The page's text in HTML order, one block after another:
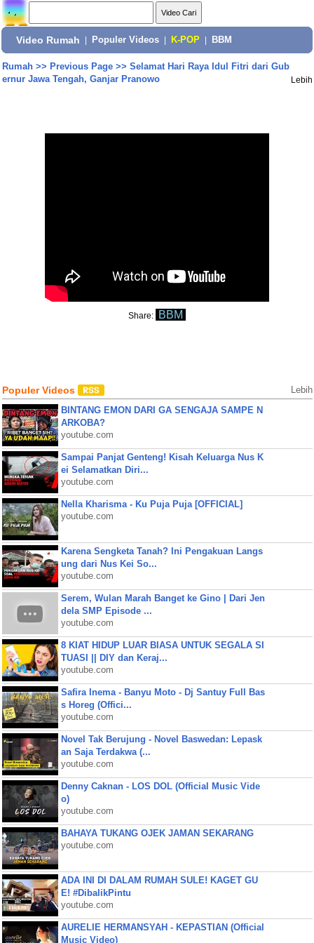
Video Rumah Populer Videos K-POP BBM
Rumah>> Previous Page>> Selamat Hari Raya Idul Fitri dari Gub
ernur Jawa Tengah, Ganjar Pranowo
Lebih
Share: BBM
Populer Videos Lebih
BINTANG EMON DARI GA SENGAJA SAMPE N
ARKOBA?
youtube.com
Sampai Panjat Genteng! Kisah Keluarga Nus K
ei Selamatkan Diri...
youtube.com
Nella Kharisma - Ku Puja Puja [OFFICIAL]
youtube.com
Karena Sengketa Tanah? Ini Pengakuan Langs
ung dari Nus Kei So...
youtube.com
Serem, Wulan Marah Banget ke Gino | Dari Jen
dela SMP Episode ...
youtube.com
8 KIAT HIDUP LUAR BIASA UNTUK SEGALA SI
TUASI || DIY dan Keraj...
youtube.com
Safira Inema - Banyu Moto - Dj Santuy Full Bas
s Horeg (Offici...
youtube.com
Novel Tak Berujung - Novel Baswedan: Lepask
an Saja Terdakwa (...
youtube.com
Denny Caknan - LOS DOL (Official Music Vide
o)
youtube.com
BAHAYA TUKANG OJEK JAMAN SEKARANG
youtube.com
ADA INI DI DALAM RUMAH SULE! KAGET GU
E! #DibalikPintu
youtube.com
AURELIE HERMANSYAH - KEPASTIAN (Official
Music Video)